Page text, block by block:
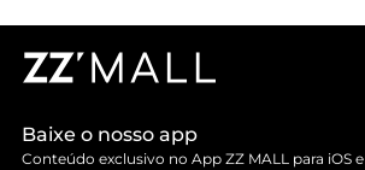
Baixe o nosso app
Conteúdo exclusivo no App ZZ MALL para iOS e